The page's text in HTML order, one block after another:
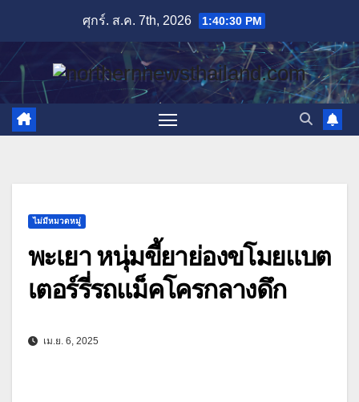
content
ศุกร์. ส.ค. 7th, 2026 1:40:31 PM
ไม่มีหมวดหมู่
พะเยา หนุ่มขี้ยาย่องขโมยแบต
เตอร์รี่รถแม็คโครกลางดึก
เม.ย. 6, 2025